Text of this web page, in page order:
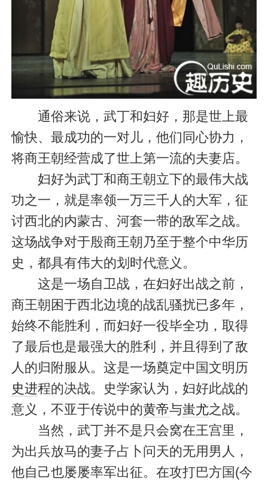
通俗来说，武丁和妇好，那是世上最
愉快、最成功的一对儿，他们同心协力，
将商王朝经营成了世上第一流的夫妻店。
妇好为武丁和商王朝立下的最伟大战
功之一，就是率领一万三千人的大军，征
讨西北的内蒙古、河套一带的敌军之战。
这场战争对于殷商王朝乃至于整个中华历
史，都具有伟大的划时代意义。
这是一场自卫战，在妇好出战之前，
商王朝困于西北边境的战乱骚扰已多年，
始终不能胜利，而妇好一役毕全功，取得
了最后也是最强大的胜利，并且得到了敌
人的归附服从。这是一场奠定中国文明历
史进程的决战。史学家认为，妇好此战的
意义，不亚于传说中的黄帝与蚩尤之战。
当然，武丁并不是只会窝在王宫里，
为出兵放马的妻子占卜问天的无用男人，
他自己也屡屡率军出征。在攻打巴方国(今